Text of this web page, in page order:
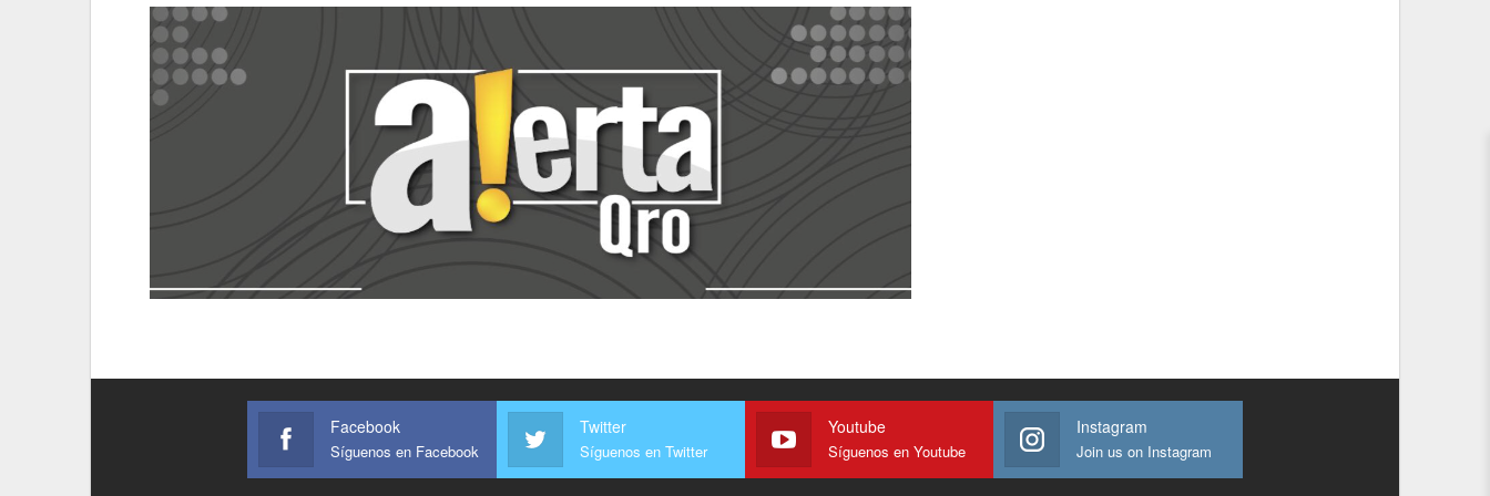
Facebook
Síguenos en Facebook
Twitter
Síguenos en Twitter
Youtube
Síguenos en Youtube
Instagram
Join us on Instagram